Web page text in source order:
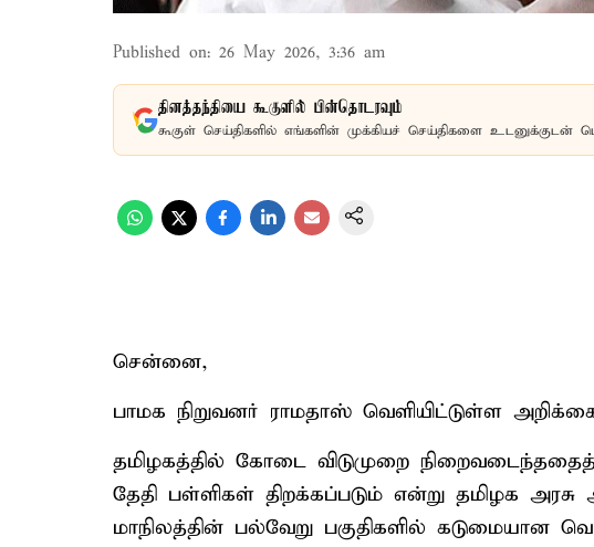
Published on: 26 May 2026, 3:36 am
தினத்தந்தியை கூகுளில் பின்தொடரவும்
கூகுள் செய்திகளில் எங்களின் முக்கியச் செய்திகளை உடனுக்குடன்
சென்னை,
பாமக நிறுவனர் ராமதாஸ் வெளியிட்டுள்ள
தமிழகத்தில் கோடை விடுமுறை
தேதி பள்ளிகள் திறக்கப்படும் என்று தமிழக
மாநிலத்தின் பல்வேறு பகுதிகளில் கடுமையான